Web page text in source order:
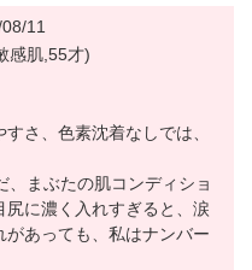
11
感肌,55才)
さ、色素沈着なしでは、
、まぶたの肌コンディショ
に濃く入れすぎると、涙
あっても、私はナンバー